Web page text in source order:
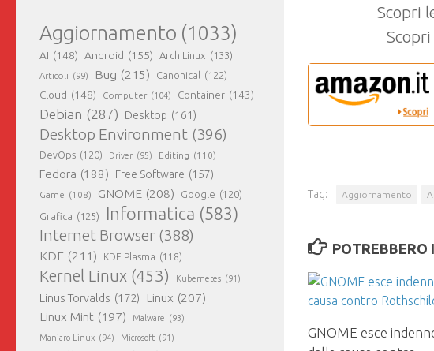
Scopri
Tag: Aggiornamento
POTREBBERO
GNOME esce
Aggiornamento (1033)
AI (148) Android (155) Arch Linux (133)
Articoli (99) Bug (215) Canonical (122)
Cloud (148) Computer (104) Container (143)
Debian (287) Desktop (161)
Desktop Environment (396)
DevOps (120) Driver (95) Editing (110)
Fedora (188) Free Software (157)
Game (108) GNOME (208) Google (120)
Grafica (125) Informatica (583)
Internet Browser (388)
KDE (211) KDE Plasma (118)
Kernel Linux (453) Kubernetes (91)
Linus Torvalds (172) Linux (207)
Linux Mint (197) Malware (93)
Manjaro Linux (94) Microsoft (91)